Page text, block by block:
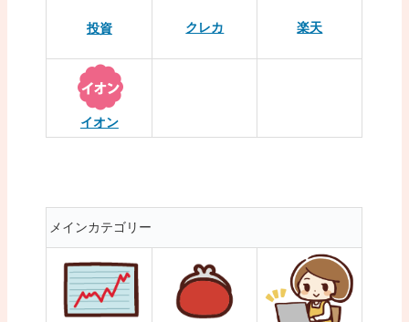
投資 クレカ 楽天
イオン
メインカテゴリー